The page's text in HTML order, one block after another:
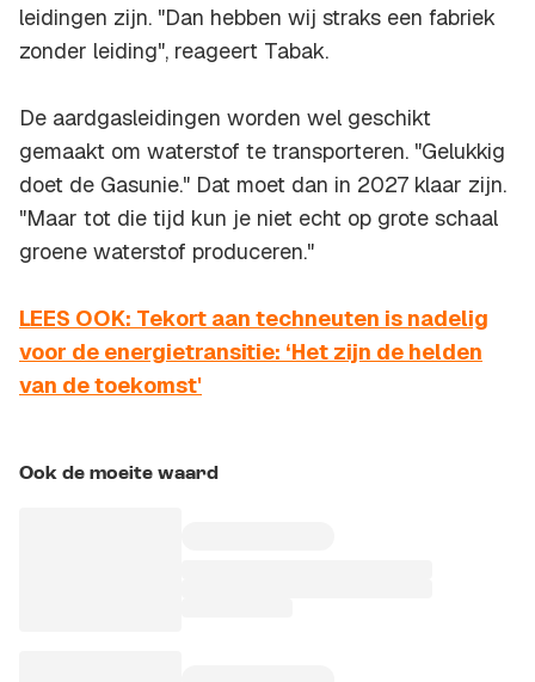
leidingen zijn. "Dan hebben wij straks een fabriek
zonder leiding", reageert Tabak.
De aardgasleidingen worden wel geschikt
gemaakt om waterstof te transporteren. "Gelukkig
doet de Gasunie." Dat moet dan in 2027 klaar zijn.
"Maar tot die tijd kun je niet echt op grote schaal
groene waterstof produceren."
LEES OOK: Tekort aan techneuten is nadelig
voor de energietransitie: ‘Het zijn de helden
van de toekomst'
Ook de moeite waard